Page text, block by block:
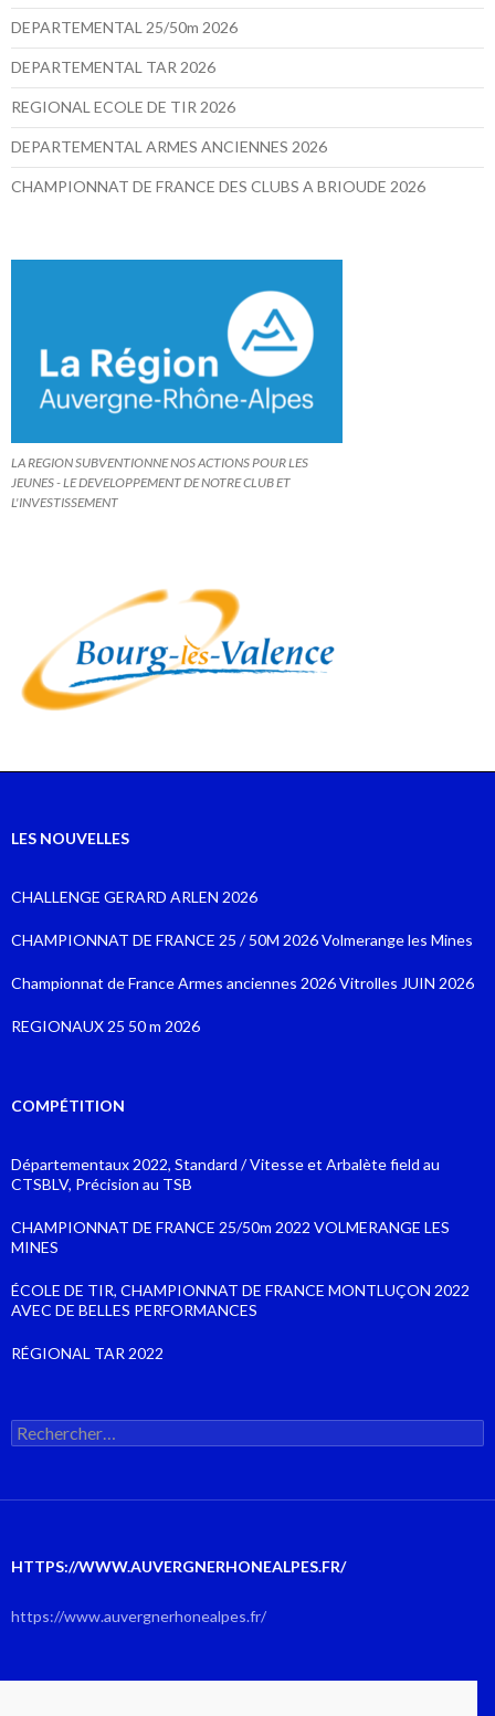
DEPARTEMENTAL 25/50m 2026
DEPARTEMENTAL TAR 2026
REGIONAL ECOLE DE TIR 2026
DEPARTEMENTAL ARMES ANCIENNES 2026
CHAMPIONNAT DE FRANCE DES CLUBS A BRIOUDE 2026
LA REGION SUBVENTIONNE NOS ACTIONS POUR LES
JEUNES - LE DEVELOPPEMENT DE NOTRE CLUB ET
L'INVESTISSEMENT
LES NOUVELLES
CHALLENGE GERARD ARLEN 2026
CHAMPIONNAT DE FRANCE 25 / 50M 2026 Volmerange les Mines
Championnat de France Armes anciennes 2026 Vitrolles JUIN 2026
REGIONAUX 25 50 m 2026
COMPÉTITION
Départementaux 2022, Standard / Vitesse et Arbalète field au
CTSBLV, Précision au TSB
CHAMPIONNAT DE FRANCE 25/50m 2022 VOLMERANGE LES
MINES
ÉCOLE DE TIR, CHAMPIONNAT DE FRANCE MONTLUÇON 2022
AVEC DE BELLES PERFORMANCES
RÉGIONAL TAR 2022
Rechercher :
HTTPS://WWW.AUVERGNERHONEALPES.FR/
https://www.auvergnerhonealpes.fr/